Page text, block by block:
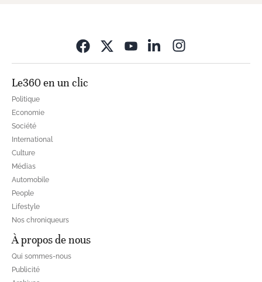
Le360 en un clic
Politique
Economie
Société
International
Culture
Médias
Automobile
People
Lifestyle
Nos chroniqueurs
À propos de nous
Qui sommes-nous
Publicité